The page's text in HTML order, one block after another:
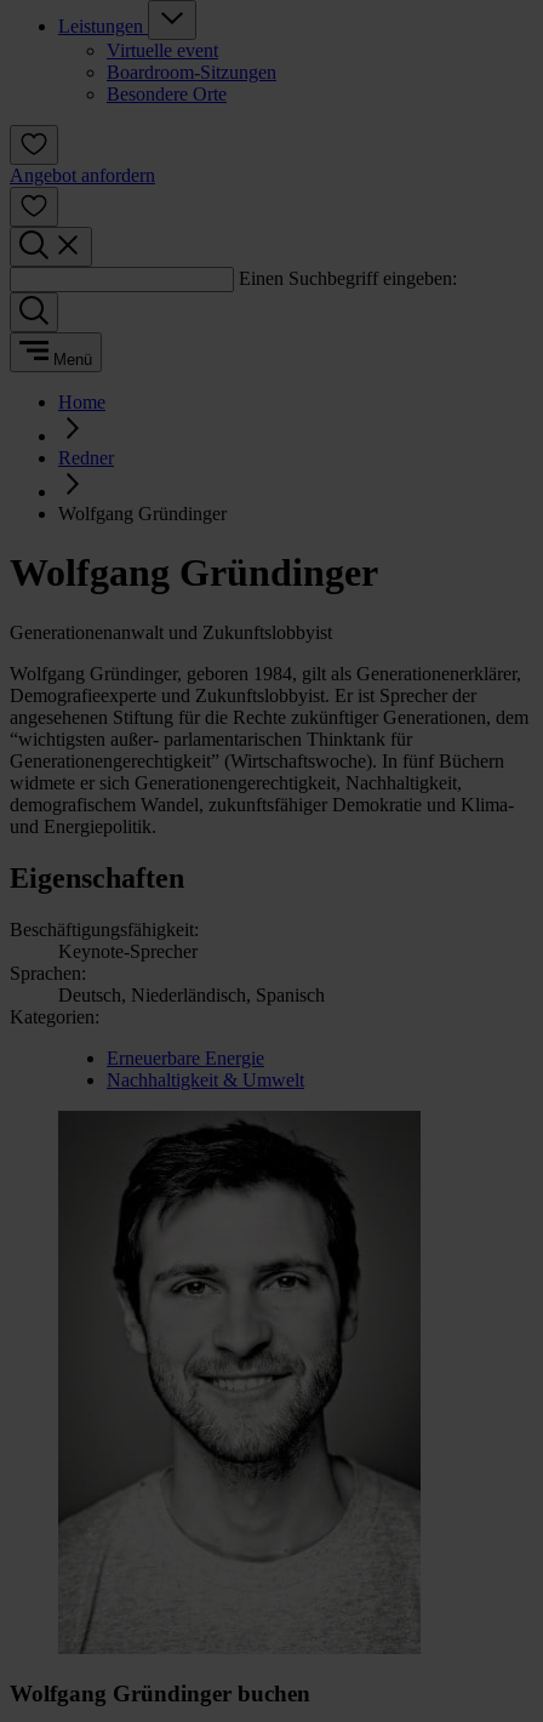
Leistungen
Virtuelle event
Boardroom-Sitzungen
Besondere Orte
Angebot anfordern
Einen Suchbegriff eingeben:
Menü
Home
Redner
Wolfgang Gründinger
Wolfgang Gründinger
Generationenanwalt und Zukunftslobbyist
Wolfgang Gründinger, geboren 1984, gilt als Generationenerklärer,
Demografieexperte und Zukunftslobbyist. Er ist Sprecher der
angesehenen Stiftung für die Rechte zukünftiger Generationen, dem
“wichtigsten außer- parlamentarischen Thinktank für
Generationengerechtigkeit” (Wirtschaftswoche). In fünf Büchern
widmete er sich Generationengerechtigkeit, Nachhaltigkeit,
demografischem Wandel, zukunftsfähiger Demokratie und Klima-
und Energiepolitik.
Eigenschaften
Beschäftigungsfähigkeit:
Keynote-Sprecher
Sprachen:
Deutsch, Niederländisch, Spanisch
Kategorien:
Erneuerbare Energie
Nachhaltigkeit & Umwelt
Wolfgang Gründinger buchen